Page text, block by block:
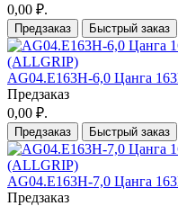
0,00 ₽.
Предзаказ Быстрый заказ
AG04.E163H-6,0 Цанга
Предзаказ
0,00 ₽.
Предзаказ Быстрый заказ
AG04.E163H-7,0 Цанга
Предзаказ